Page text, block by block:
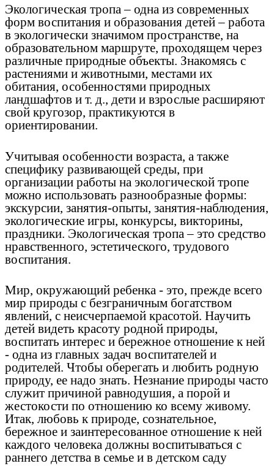
Экологическая тропа – одна из современных
форм воспитания и образования детей – работа
в экологически значимом пространстве, на
образовательном маршруте, проходящем через
различные природные объекты. Знакомясь с
растениями и животными, местами их
обитания, особенностями природных
ландшафтов и т. д., дети и взрослые расширяют
свой кругозор, практикуются в
ориентировании.
Учитывая особенности возраста, а также
специфику развивающей среды, при
организации работы на экологической тропе
можно использовать разнообразные формы:
экскурсии, занятия-опыты, занятия-наблюдения,
экологические игры, конкурсы, викторины,
праздники. Экологическая тропа – это средство
нравственного, эстетического, трудового
воспитания.
Мир, окружающий ребенка - это, прежде всего
мир природы с безграничным богатством
явлений, с неисчерпаемой красотой. Научить
детей видеть красоту родной природы,
воспитать интерес и бережное отношение к ней
- одна из главных задач воспитателей и
родителей. Чтобы оберегать и любить родную
природу, ее надо знать. Незнание природы часто
служит причиной равнодушия, а порой и
жестокости по отношению ко всему живому.
Итак, любовь к природе, сознательное,
бережное и заинтересованное отношение к ней
каждого человека должны воспитываться с
раннего детства в семье и в детском саду